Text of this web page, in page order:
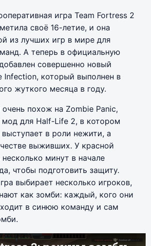
игра Team Fortress 2
своё 16-летие, и она
из лучших игр в мире для
А теперь в официальную
совершенно новый
Infection, который выполнен в
жуткого месяца в году.
похож на Zombie Panic,
мод для Half-Life 2, в котором
в роли нежити, а
выживших. У красной
минут в начале
чтобы подготовить защиту.
выбирает несколько игроков,
как зомби: каждый, кого они
в синюю команду и сам